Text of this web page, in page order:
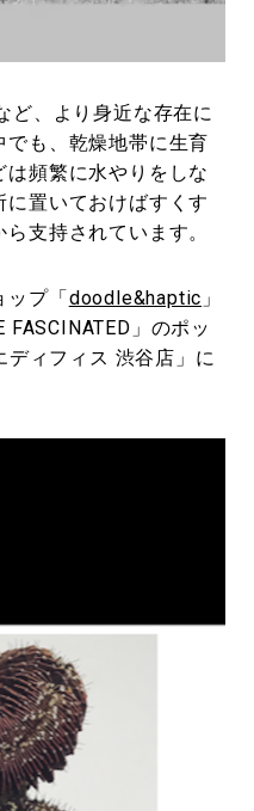
ど、より身近な存在に
でも、乾燥地帯に生育
頻繁に水やりをしな
に置いておけばすくす
支持されています。
プ「 doodle&haptic 」
」のポッ
ィフィス 渋谷店」に